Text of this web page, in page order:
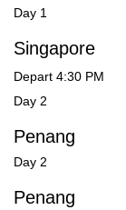
Day 1
Singapore
Depart 4:30 PM
Day 2
Penang
Day 2
Penang